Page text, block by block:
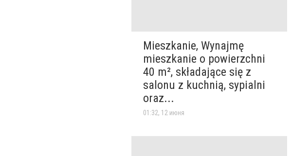
Mieszkanie, Wynajmę
mieszkanie o powierzchni
40 m², składające się z
salonu z kuchnią, sypialni
oraz...
01:32, 12 июня